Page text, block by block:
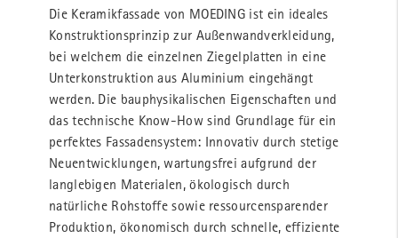
Die Keramikfassade von MOEDING ist ein ideales
Konstruktionsprinzip zur Außenwandverkleidung,
bei welchem die einzelnen Ziegelplatten in eine
Unterkonstruktion aus Aluminium eingehängt
werden. Die bauphysikalischen Eigenschaften und
das technische Know-How sind Grundlage für ein
perfektes Fassadensystem: Innovativ durch stetige
Neuentwicklungen, wartungsfrei aufgrund der
langlebigen Materialen, ökologisch durch
natürliche Rohstoffe sowie ressourcensparender
Produktion, ökonomisch durch schnelle, effiziente